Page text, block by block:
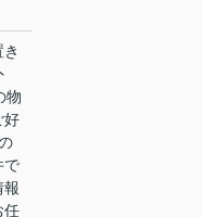
物
好
で
報
任